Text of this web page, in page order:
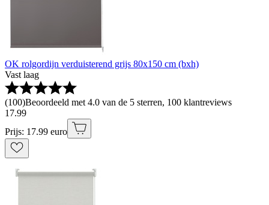
OK rolgordijn verduisterend grijs 80x150 cm (bxh)
Vast laag
(100)Beoordeeld met 4.0 van de 5 sterren, 100 klantreviews
17.99
Prijs: 17.99 euro